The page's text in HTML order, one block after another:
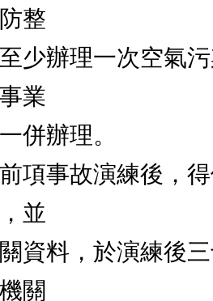
整
少辦理一次空氣
業
併辦理。
項事故演練後，
並
資料，於演練後
關